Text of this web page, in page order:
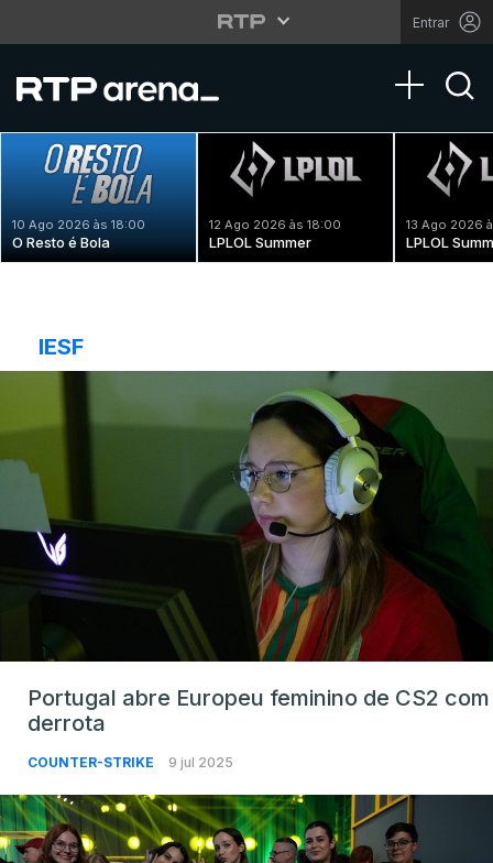
Entrar
Toggle
10 Ago 2026 às 18:00
O Resto é Bola
12 Ago 2026 às 18:00
LPLOL Summer
13 Ago 2026
LPLOL
IESF
Portugal abre Europeu feminino de CS2 com
derrota
COUNTER-STRIKE 9 jul 2025